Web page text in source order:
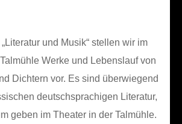
„Literatur und Musik“ stellen wir im
Werke und Lebenslauf von
Dichtern vor. Es sind überwiegend
deutschsprachigen Literatur,
geben im Theater in der Talmühle.